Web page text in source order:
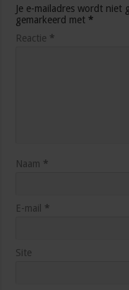
Je e-mailadres wordt niet
gemarkeerd met *
Reactie *
Naam *
E-mail *
Site